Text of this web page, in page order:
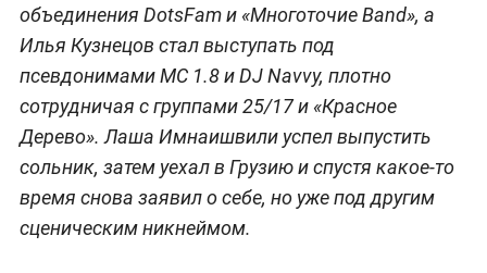
объединения DotsFam и «Многоточие Band», а
Илья Кузнецов стал выступать под
псевдонимами MC 1.8 и DJ Navvy, плотно
сотрудничая с группами 25/17 и «Красное
Дерево». Лаша Имнаишвили успел выпустить
сольник, затем уехал в Грузию и спустя какое-то
время снова заявил о себе, но уже под другим
сценическим никнеймом.